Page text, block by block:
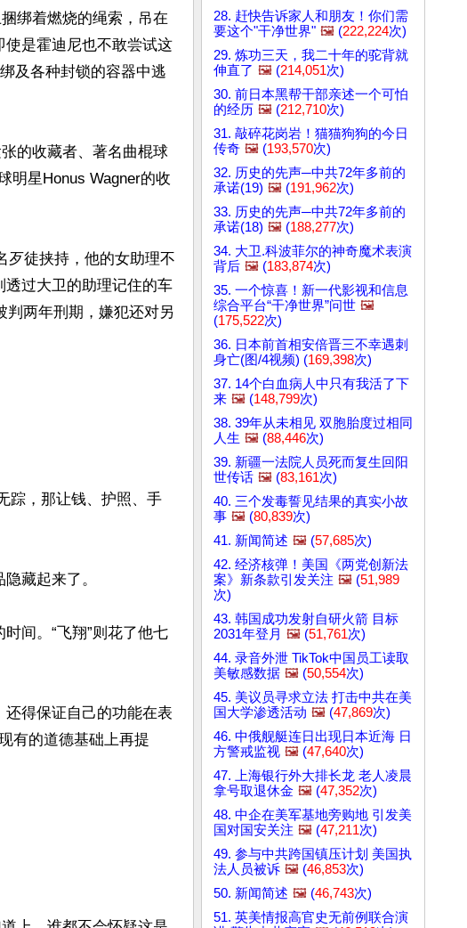
绑着燃烧的绳索，吊在
是霍迪尼也不敢尝试这
及各种封锁的容器中逃
的收藏者、著名曲棍球
明星Honus Wagner的收
歹徒挟持，他的女助理不
过大卫的助理记住的车
判两年刑期，嫌犯还对另
踪，那让钱、护照、手
藏起来了。
间。“飞翔”则花了他七
得保证自己的功能在表
有的道德基础上再提
28. 赶快告诉家人和朋友！你们需
要这个"干净世界" 🖼️ (222,224次)
29. 炼功三天，我二十年的驼背就
伸直了 🖼️ (214,051次)
30. 前日本黑帮干部亲述一个可怕
的经历 🖼️ (212,710次)
31. 敲碎花岗岩！猫猫狗狗的今日
传奇 🖼️ (193,570次)
32. 历史的先声─中共72年多前的
承诺(19) 🖼️ (191,962次)
33. 历史的先声─中共72年多前的
承诺(18) 🖼️ (188,277次)
34. 大卫.科波菲尔的神奇魔术表演
背后 🖼️ (183,874次)
35. 一个惊喜！新一代影视和信息
综合平台“干净世界”问世 🖼️
(175,522次)
36. 日本前首相安倍晋三不幸遇刺
身亡(图/4视频) (169,398次)
37. 14个白血病人中只有我活了下
来 🖼️ (148,799次)
38. 39年从未相见 双胞胎度过相同
人生 🖼️ (88,446次)
39. 新疆一法院人员死而复生回阳
世传话 🖼️ (83,161次)
40. 三个发毒誓见结果的真实小故
事 🖼️ (80,839次)
41. 新闻简述 🖼️ (57,685次)
42. 经济核弹！美国《两党创新法
案》新条款引发关注 🖼️ (51,989
次)
43. 韩国成功发射自研火箭 目标
2031年登月 🖼️ (51,761次)
44. 录音外泄 TikTok中国员工读取
美敏感数据 🖼️ (50,554次)
45. 美议员寻求立法 打击中共在美
国大学渗透活动 🖼️ (47,869次)
46. 中俄舰艇连日出现日本近海 日
方警戒监视 🖼️ (47,640次)
47. 上海银行外大排长龙 老人凌晨
拿号取退休金 🖼️ (47,352次)
48. 中企在美军基地旁购地 引发美
国对国安关注 🖼️ (47,211次)
49. 参与中共跨国镇压计划 美国执
法人员被诉 🖼️ (46,853次)
50. 新闻简述 🖼️ (46,743次)
51. 英美情报高官史无前例联合演